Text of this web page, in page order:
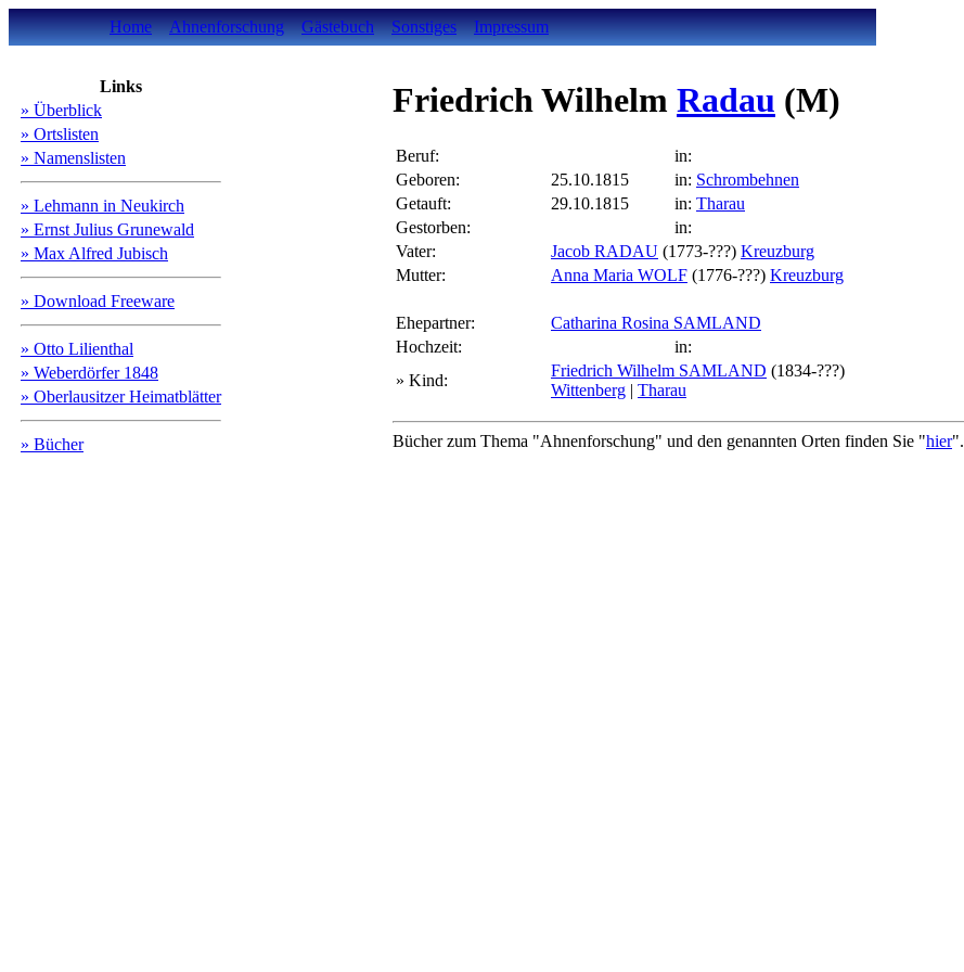
Home Ahnenforschung Gästebuch Sonstiges Impressum
Links
» Überblick
» Ortslisten
» Namenslisten
» Lehmann in Neukirch
» Ernst Julius Grunewald
» Max Alfred Jubisch
» Download Freeware
» Otto Lilienthal
» Weberdörfer 1848
» Oberlausitzer Heimatblätter
» Bücher
Friedrich Wilhelm Radau (M)
Beruf:
in:
Geboren:
25.10.1815 in: Schrombehnen
Getauft:
29.10.1815 in: Tharau
Gestorben:
in:
Vater:
Jacob RADAU (1773-???) Kreuzburg
Mutter:
Anna Maria WOLF (1776-???) Kreuzburg
Ehepartner:
Catharina Rosina SAMLAND
Hochzeit:
in:
» Kind:
Friedrich Wilhelm SAMLAND (1834-???)
Wittenberg | Tharau
Bücher zum Thema "Ahnenforschung" und den genannten Orten finden Sie "hier".